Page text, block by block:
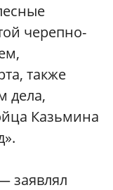
черепно-
также
дела,
Казьмина
заявлял